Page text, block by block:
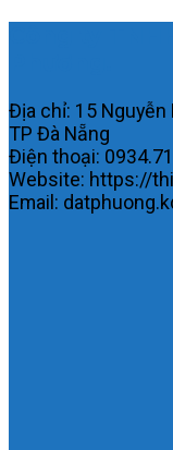
Địa chỉ: 15 Nguyễn
TP Đà Nẵng
Điện thoại:
Website: https://
Email: